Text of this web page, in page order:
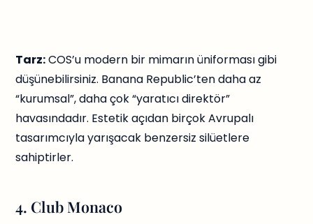
Tarz:COS’u modern bir mimarın üniforması gibi
düşünebilirsiniz. Banana Republic’ten daha az
“kurumsal”, daha çok “yaratıcı direktör”
havasındadır. Estetik açıdan birçok Avrupalı
tasarımcıyla yarışacak benzersiz silüetlere
sahiptirler.
4. Club Monaco